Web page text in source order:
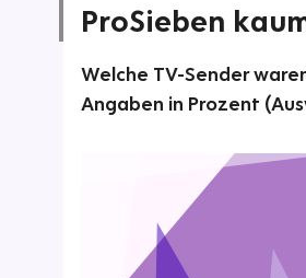
ProSieben
Welche TV-Sender
Angaben in Prozent